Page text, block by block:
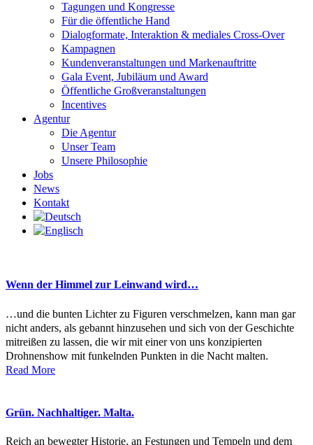
Tagungen und Kongresse
Für die öffentliche Hand
Dialogformate, Interaktion & mediales Cross-Over
Kampagnen
Kundenveranstaltungen und Markenauftritte
Gala Event, Jubiläum und Award
Öffentliche Großveranstaltungen
Incentives
Agentur
Die Agentur
Unser Team
Unsere Philosophie
Jobs
News
Kontakt
Wenn der Himmel zur Leinwand wird…
…und die bunten Lichter zu Figuren verschmelzen, kann man gar
nicht anders, als gebannt hinzusehen und sich von der Geschichte
mitreißen zu lassen, die wir mit einer von uns konzipierten
Drohnenshow mit funkelnden Punkten in die Nacht malten.
Read More
Grün. Nachhaltiger. Malta.
Reich an bewegter Historie, an Festungen und Tempeln und dem